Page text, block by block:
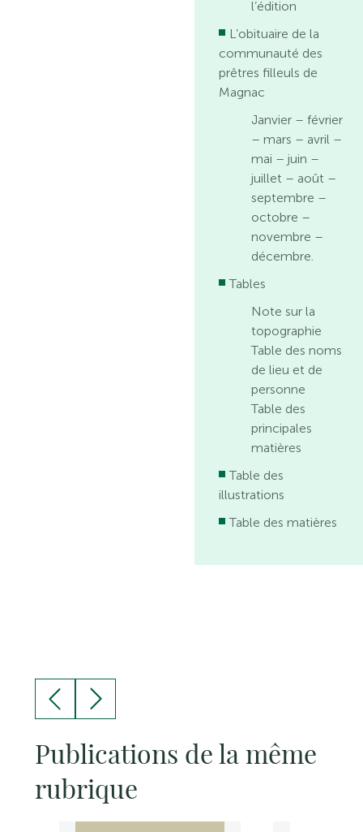
l’édition
L’obituaire de la
communauté des
prêtres filleuls de
Magnac
Janvier – février
– mars – avril –
mai – juin –
juillet – août –
septembre –
octobre –
novembre –
décembre.
Tables
Note sur la
topographie
Table des noms
de lieu et de
personne
Table des
principales
matières
Table des
illustrations
Table des matières
Publications de la même
rubrique